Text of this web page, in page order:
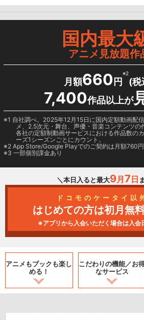
国内最大
アニメ見放題作
月額660 円
※2
(税
7,400作品以上が
1 自社調べ。2025年12月15日に国内定額動画配
メ、2.5次元・舞台、声優・音楽コンテンツの
各社の定額制動画サービスにおける作品数の
ーズ1シーズンごとにカウント。
2 App Store/Google Playでのご契約は月額760
3 一部個別課金あり
＼本日入ると最大9月 7 日
ドコモのケータイ以
はじめての方は初月無
※アプリから入会いただく場合は入会
アニメもブックも楽し
める！
こだわりの機能／お
なサービス